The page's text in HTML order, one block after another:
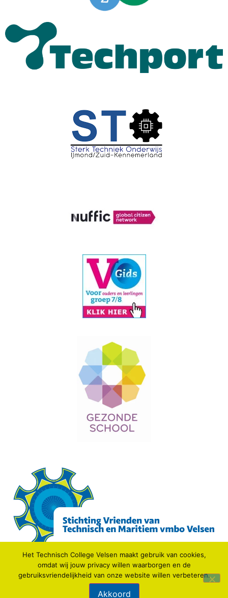
© 2021 TECHNISCH COLLEGE VELSEN.
Webdesign: IDV media
Het Technisch College Velsen maakt gebruik van cookies,
omdat wij jouw privacy willen waarborgen en de
gebruiksvriendelijkheid van onze website willen verbeteren.
Akkoord